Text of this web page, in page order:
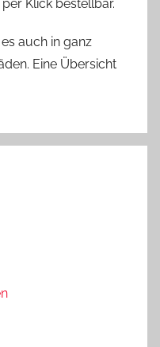
Klick bestellbar.
auch in ganz
Eine Übersicht